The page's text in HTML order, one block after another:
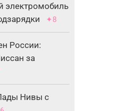
электромобиль
✦8
России:
за
Нивы с